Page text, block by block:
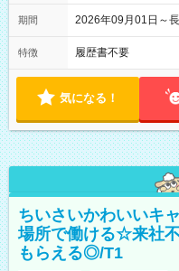
期間 2026年09月01日～
特徴 履歴書不要
気になる！
ちいさいかわいいキ
場所で働ける☆来社
もらえる◎/T1